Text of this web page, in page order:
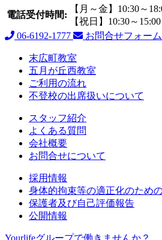
電話受付時間:
【月～金】10:30～
【祝日】10:30～15:00
06-6192-1777
お問合せフォーム
末広町教室
五月が丘西教室
ご利用の流れ
不登校の出席扱いについて
スタッフ紹介
よくある質問
会社概要
お問合せについて
採用情報
身体的拘束等の適正化のため
保護者及び自己評価報告
公開情報
Yourlifeグループで働きませんか？